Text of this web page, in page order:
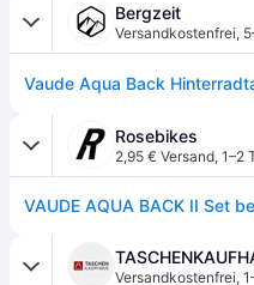
Bergzeit
Versandkostenfrei,
Rosebikes
2,95 € Versand, 1–2
Versandkostenfrei,